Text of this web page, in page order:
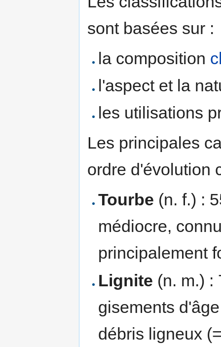
sont basées sur :
la composition
l'aspect et la
les utilisations
Les principales
ordre d'évolution
Tourbe (n. f.) :
médiocre,
principalement
Lignite (n. m.)
gisements
débris ligneux